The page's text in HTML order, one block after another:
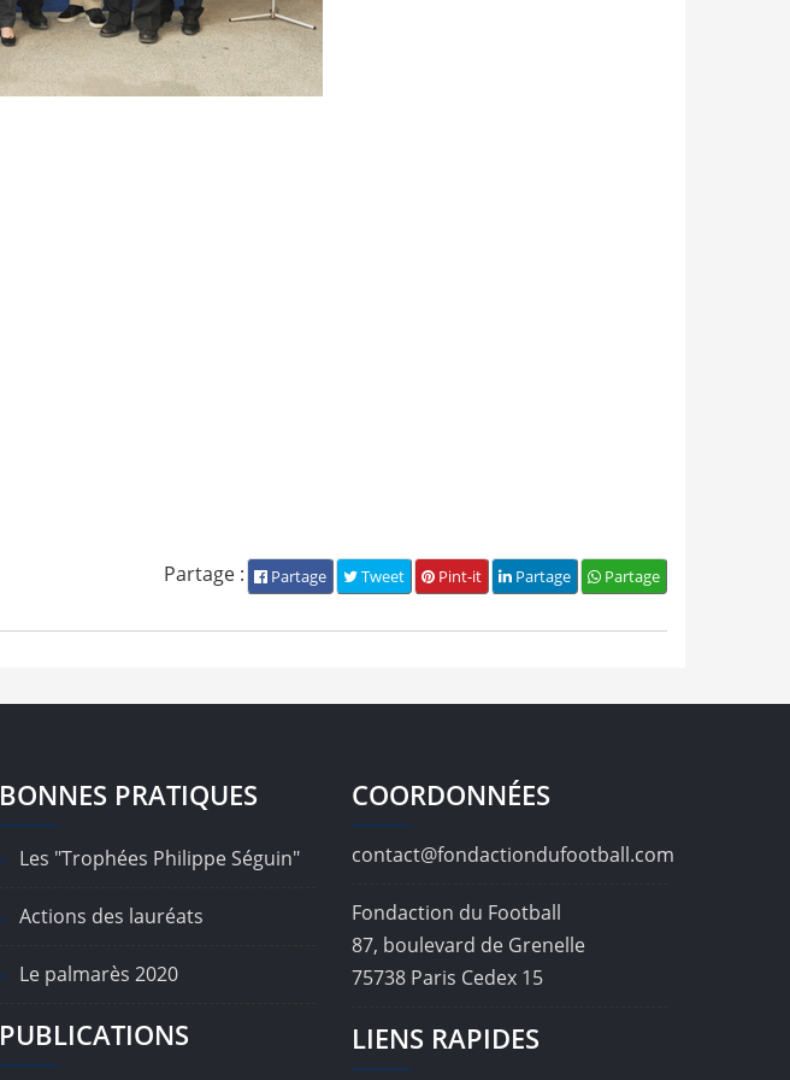
Partage
Partage
Pint-it
Tweet
Partage
Partage :
BONNES PRATIQUES
Les "Trophées Philippe Séguin"
Actions des lauréats
Le palmarès 2020
PUBLICATIONS
COORDONNÉES
contact@fondactiondufootball.com
Fondaction du Football
87, boulevard de Grenelle
75738 Paris Cedex 15
LIENS RAPIDES